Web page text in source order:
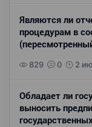
Являются ли
процедурам в
829 0 2
Обладает ли
выносить